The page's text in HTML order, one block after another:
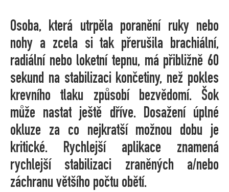
Osoba, která utrpěla poranění ruky nebo
nohy a zcela si tak přerušila brachiální,
radiální nebo loketní tepnu, má přibližně 60
sekund na stabilizaci končetiny, než pokles
krevního tlaku způsobí bezvědomí. Šok
může nastat ještě dříve. Dosažení úplné
okluze za co nejkratší možnou dobu je
kritické. Rychlejší aplikace znamená
rychlejší stabilizaci zraněných a/nebo
záchranu většího počtu obětí.